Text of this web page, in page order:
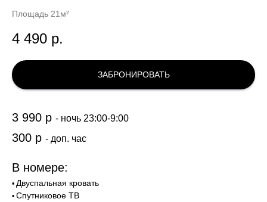
Площадь 21м²
4 490 р.
ЗАБРОНИРОВАТЬ
3 990 р - ночь 23:00-9:00
300 р - доп. час
В номере:
• Двуспальная кровать
• Спутниковое ТВ